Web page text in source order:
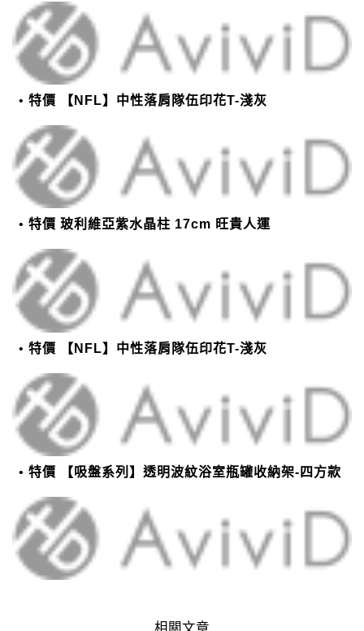
特價 【NFL】中性落肩隊伍印花T-淺灰
特價 玻利維亞紫水晶柱 17cm 旺貴人運
特價 【NFL】中性落肩隊伍印花T-淺灰
特價 【吸盤系列】透明波紋浴室瓶罐收納架-四方款
相關文章